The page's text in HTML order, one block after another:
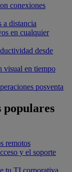
conexiones
distancia
en cualquier
desde
visual en tiempo
posventa
populares
remotos
y el soporte
tu TI corporativa